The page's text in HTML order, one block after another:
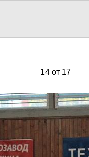
14 от 17